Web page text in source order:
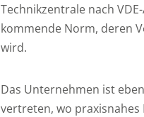
Technikzentrale nach
kommende Norm, deren
wird.
Das Unternehmen ist
vertreten, wo